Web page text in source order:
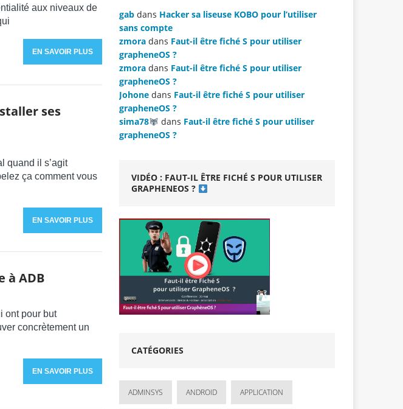
aux niveaux de
EN SAVOIR PLUS
ses
quand il s’agit
ça comment vous
EN SAVOIR PLUS
à ADB
ont pour but
concrètement un
EN SAVOIR PLUS
gab dans Hacker sa liseuse KOBO pour l’utiliser
sans compte
zmora dans Faut-il être fiché S pour utiliser
grapheneOS ?
zmora dans Faut-il être fiché S pour utiliser
grapheneOS ?
Johone dans Faut-il être fiché S pour utiliser
grapheneOS ?
sima78
dans Faut-il être fiché S pour utiliser
grapheneOS ?
VIDÉO : FAUT-IL ÊTRE FICHÉ S POUR UTILISER
GRAPHENEOS ?
CATÉGORIES
ADMINSYS ANDROID APPLICATION